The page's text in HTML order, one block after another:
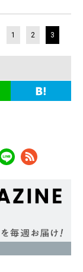
1 2 3